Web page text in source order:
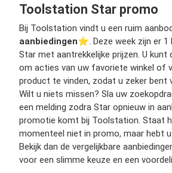
Toolstation Star promo
Bij Toolstation vindt u een ruim
aanbiedingen⭐️. Deze week zijn er 1
Star met aantrekkelijke prijzen. U kunt
om acties van uw favoriete winkel of
product te vinden, zodat u zeker bent
Wilt u niets missen? Sla uw
een melding zodra Star opnieuw in
promotie komt bij Toolstation. Staat
momenteel niet in promo, maar hebt
Bekijk dan de vergelijkbare
voor een slimme keuze en een